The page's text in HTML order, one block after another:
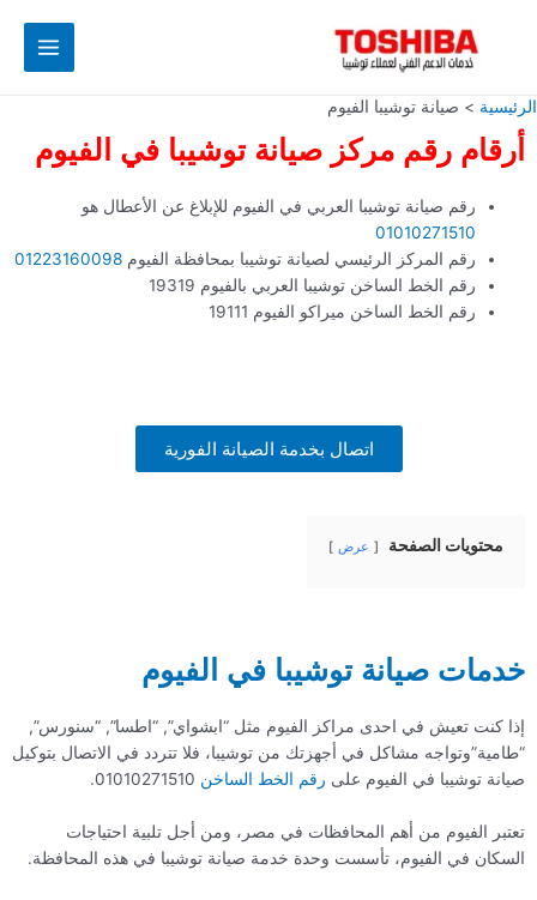
Main
الرئيسية صيانة توشيبا الفيوم
أرقام رقم مركز صيانة توشيبا في الفيوم
رقم صيانة توشيبا العربي في الفيوم للإبلاغ عن الأعطال هو
01010271510
رقم المركز الرئيسي لصيانة توشيبا بمحافظة الفيوم01223160098
رقم الخط الساخن توشيبا العربي بالفيوم 19319
رقم الخط الساخن ميراكو الفيوم 19111
اتصال بخدمة الصيانة الفورية
محتويات الصفحة عرض
خدمات صيانة توشيبا في الفيوم
إذا كنت تعيش في احدى مراكز الفيوم مثل “ابشواي”, “اطسا”, “سنورس”,
“طامية”وتواجه مشاكل في أجهزتك من توشيبا، فلا تتردد في الاتصال بتوكيل
صيانة توشيبا في الفيوم على رقم الخط الساخن
تعتبر الفيوم من أهم المحافظات في مصر، ومن أجل تلبية احتياجات
السكان في الفيوم، تأسست وحدة خدمة صيانة توشيبا في هذه المحافظة.